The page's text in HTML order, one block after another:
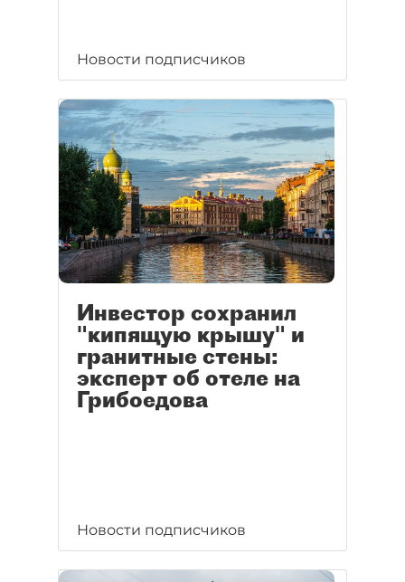
Новости подписчиков
Инвестор сохранил
"кипящую крышу" и
гранитные стены:
эксперт об отеле на
Грибоедова
Новости подписчиков